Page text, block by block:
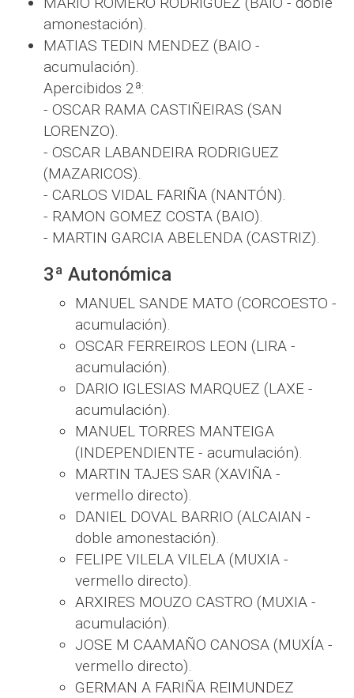
amonestación).
MATIAS TEDIN MENDEZ (BAIO -
acumulación).
Apercibidos 2ª:
- OSCAR RAMA CASTIÑEIRAS (SAN
LORENZO).
- OSCAR LABANDEIRA RODRIGUEZ
(MAZARICOS).
- CARLOS VIDAL FARIÑA (NANTÓN).
- RAMON GOMEZ COSTA (BAIO).
- MARTIN GARCIA ABELENDA (CASTRIZ).
3ª Autonómica
MANUEL SANDE MATO (CORCOESTO -
acumulación).
OSCAR FERREIROS LEON (LIRA -
acumulación).
DARIO IGLESIAS MARQUEZ (LAXE -
acumulación).
MANUEL TORRES MANTEIGA
(INDEPENDIENTE - acumulación).
MARTIN TAJES SAR (XAVIÑA -
vermello directo).
DANIEL DOVAL BARRIO (ALCAIAN -
doble amonestación).
FELIPE VILELA VILELA (MUXIA -
vermello directo).
ARXIRES MOUZO CASTRO (MUXIA -
acumulación).
JOSE M CAAMAÑO CANOSA (MUXÍA -
vermello directo).
GERMAN A FARIÑA REIMUNDEZ